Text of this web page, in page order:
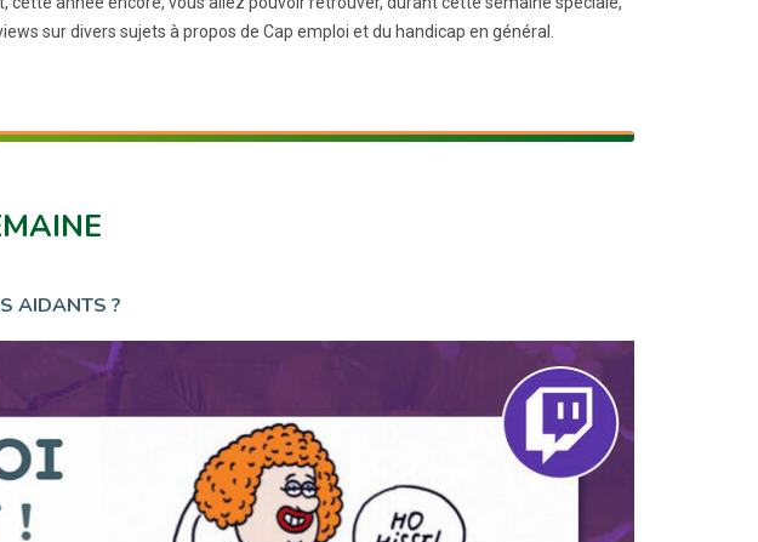
sur divers sujets à propos de Cap emploi et du handicap en général.
AIDANTS ?